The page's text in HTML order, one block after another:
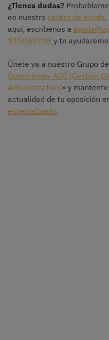
¿Tienes dudas?
en nuestro centro de ayuda.
aquí, escríbenos a
919040798 y te
Únete ya a nuestro Grupo
Oposiciones AGE (Gestión
Administrativo)» y
actualidad de tu oposición
especializado.